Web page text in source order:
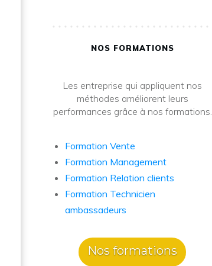
NOS FORMATIONS
Les entreprise qui appliquent nos
méthodes améliorent leurs
performances grâce à nos formations.
Formation Vente
Formation Management
Formation Relation clients
Formation Technicien
ambassadeurs
Nos formations